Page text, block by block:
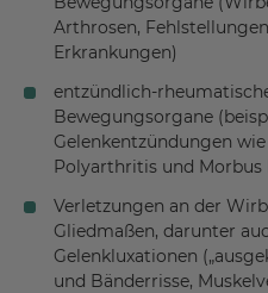
Arthrosen,
Erkrankungen)
entzündlich-
Bewegungsorgane
Gelenkentzündungen
Polyarthritis und Morbus
Verletzungen an der
Gliedmaßen, darunter
Gelenkluxationen
und Bänderrisse,